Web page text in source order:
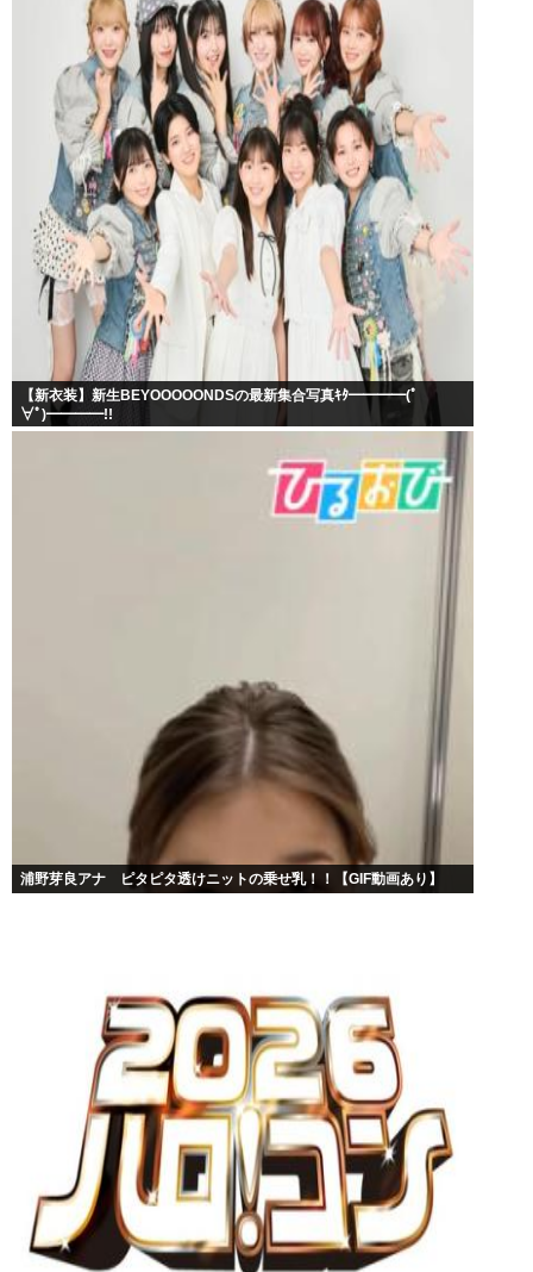
【新衣装】新生BEYOOOOONDSの最新集合写真ｷﾀ━━━━(ﾟ
∀ﾟ)━━━━!!
浦野芽良アナ ピタピタ透けニットの乗せ乳！！【GIF動画あり】